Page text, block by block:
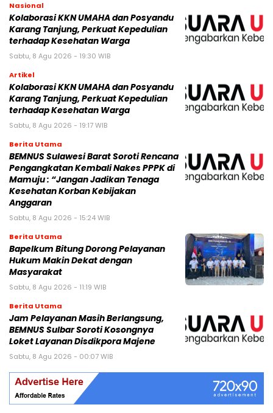
Nasional
Kolaborasi KKN UMAHA dan Posyandu
Karang Tanjung, Perkuat Kepedulian
terhadap Kesehatan Warga
Sabtu, 8 Agu 2026 - 19:30 WIB
Artikel
Kolaborasi KKN UMAHA dan Posyandu
Karang Tanjung, Perkuat Kepedulian
terhadap Kesehatan Warga
Sabtu, 8 Agu 2026 - 19:17 WIB
Berita Utama
BEMNUS Sulawesi Barat Soroti Rencana
Pengangkatan Kembali Nakes PPPK di
Mamuju : “Jangan Jadikan Tenaga
Kesehatan Korban Kebijakan
Anggaran
Sabtu, 8 Agu 2026 - 15:24 WIB
Berita Utama
Bapelkum Bitung Dorong Pelayanan
Hukum Makin Dekat dengan
Masyarakat
Sabtu, 8 Agu 2026 - 11:19 WIB
Berita Utama
Jam Pelayanan Masih Berlangsung,
BEMNUS Sulbar Soroti Kosongnya
Loket Layanan Disdikpora Majene
Sabtu, 8 Agu 2026 - 00:07 WIB